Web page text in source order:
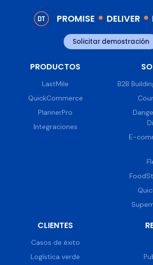
PROMISE DELIVER
Solicitar demostración
PRODUCTOS
LastMile
QuickCommerce
PlannerPro
Integraciones
B2B
E-
CLIENTES
Casos de éxito
Logística verde